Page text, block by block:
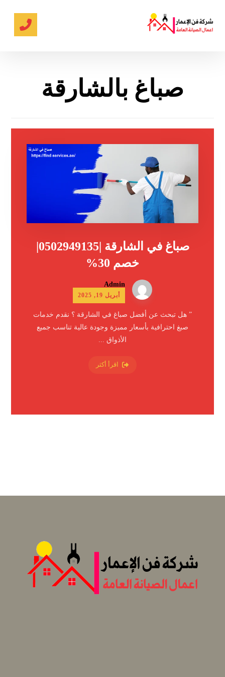
صباغ بالشارقة
صباغ في الشارقة |0502949135|
خصم 30%
Admin
أبريل 19, 2025
” هل تبحث عن أفضل صباغ في الشارقة ؟ نقدم خدمات
صبغ احترافية بأسعار مميزة وجودة عالية تناسب جميع
الأذواق ...
اقرأ أكثر